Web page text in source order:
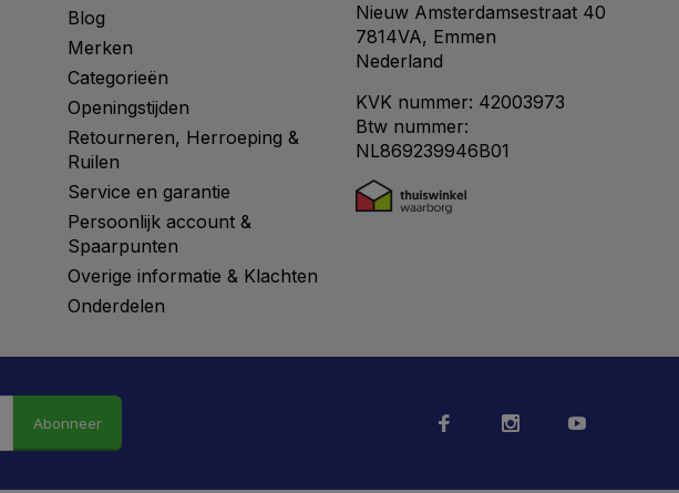
Blog
Merken
Categorieën
Openingstijden
Retourneren, Herroeping &
Ruilen
Service en garantie
Persoonlijk account &
Spaarpunten
Overige informatie & Klachten
Onderdelen
Nieuw Amsterdamsestraat 40
7814VA, Emmen
Nederland
KVK nummer: 42003973
Btw nummer:
NL869239946B01
Abonneer